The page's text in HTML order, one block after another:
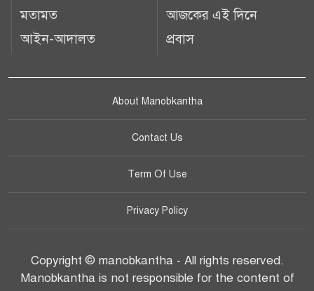
মতামত
আইন-আদালত
আজকের এই দিনে
প্রবাস
About Manobkantha
Contact Us
Term Of Use
Privacy Policy
Copyright © manobkantha - All rights reserved.
Manobkantha is not responsible for the content of